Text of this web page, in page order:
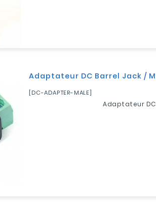
Adaptateur DC Barrel Jack /
[DC-ADAPTER-MALE]
Adaptateur